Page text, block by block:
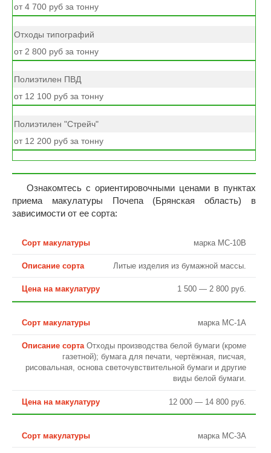
от 4 700 руб за тонну
Отходы типографий
от 2 800 руб за тонну
Полиэтилен ПВД
от 12 100 руб за тонну
Полиэтилен "Стрейч"
от 12 200 руб за тонну
Ознакомтесь с ориентировочными ценами в пунктах
приема макулатуры Почепа (Брянская область) в
зависимости от ее сорта:
марка МС-10В
Литые изделия из бумажной массы.
1 500 — 2 800 руб.
марка МС-1А
Отходы производства белой бумаги (кроме
газетной); бумага для печати, чертёжная, писчая,
рисовальная, основа светочувствительной бумаги и другие
виды белой бумаги.
12 000 — 14 800 руб.
марка МС-3А